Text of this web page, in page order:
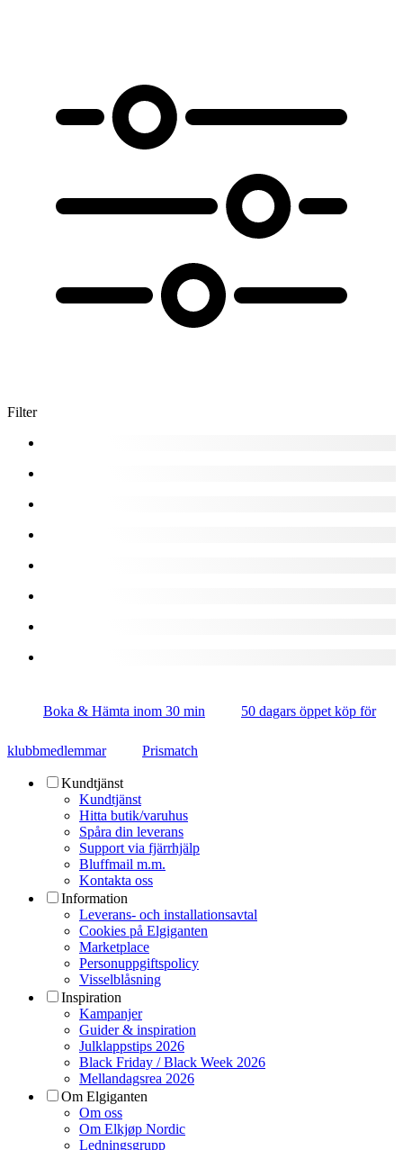
Filter
Boka & Hämta inom 30 min 50 dagars öppet köp för
klubbmedlemmar Prismatch
Kundtjänst
Kundtjänst
Hitta butik/varuhus
Spåra din leverans
Support via fjärrhjälp
Bluffmail m.m.
Kontakta oss
Information
Leverans- och installationsavtal
Cookies på Elgiganten
Marketplace
Personuppgiftspolicy
Visselblåsning
Inspiration
Kampanjer
Guider & inspiration
Julklappstips 2026
Black Friday / Black Week 2026
Mellandagsrea 2026
Om Elgiganten
Om oss
Om Elkjøp Nordic
Ledningsgrupp